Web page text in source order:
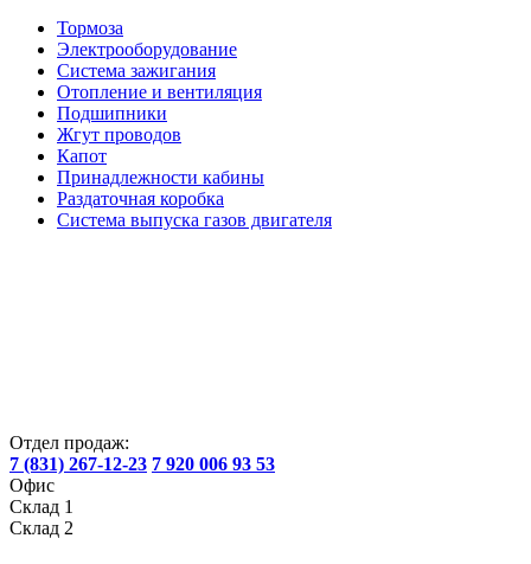
Тормоза
Электрооборудование
Система зажигания
Отопление и вентиляция
Подшипники
Жгут проводов
Капот
Принадлежности кабины
Раздаточная коробка
Система выпуска газов двигателя
Отдел продаж:
7 (831) 267-12-23 7 920 006 93 53
Офис
Склад 1
Склад 2